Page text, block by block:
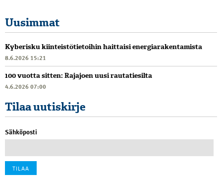
Uusimmat
Kyberisku kiinteistötietoihin haittaisi energiarakentamista
8.6.2026 15:21
100 vuotta sitten: Rajajoen uusi rautatiesilta
4.6.2026 07:00
Tilaa uutiskirje
Sähköposti